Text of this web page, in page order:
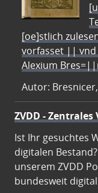
[oe]stlich
vorfasset || vnd
Alexium
Autor:
ZVDD -
Ist Ihr gesuchtes
digitalen
unserem ZVDD
bundesweit